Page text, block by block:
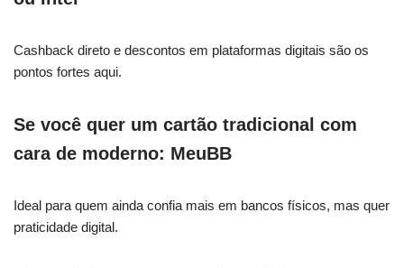
Cashback direto e descontos em plataformas digitais são os
pontos fortes aqui.
Se você quer um cartão tradicional com
cara de moderno: MeuBB
Ideal para quem ainda confia mais em bancos físicos, mas quer
praticidade digital.